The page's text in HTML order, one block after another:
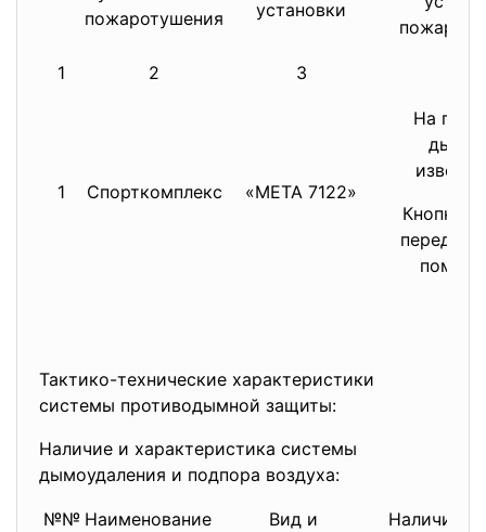
пожаротушения
установки
1 2 3
1 Спорткомплекс «МЕТА 7122»
На
Кнопка
перед
Тактико-технические характеристики
системы противодымной защиты:
Наличие и характеристика системы
дымоудаления и подпора воздуха:
№№ Наименование
Вид и
Наличие и